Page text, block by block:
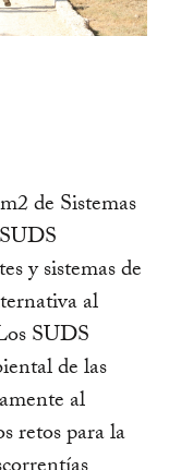
de Sistemas
y sistemas de
al
SUDS
de las
al
retos para la